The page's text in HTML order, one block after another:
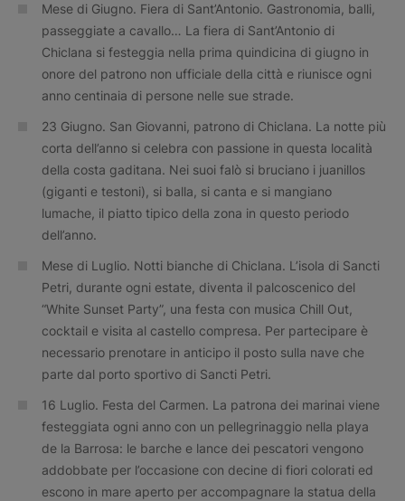
Mese di Giugno. Fiera di Sant’Antonio. Gastronomia, balli,
passeggiate a cavallo… La fiera di Sant’Antonio di
Chiclana si festeggia nella prima quindicina di giugno in
onore del patrono non ufficiale della città e riunisce ogni
anno centinaia di persone nelle sue strade.
23 Giugno. San Giovanni, patrono di Chiclana. La notte più
corta dell’anno si celebra con passione in questa località
della costa gaditana. Nei suoi falò si bruciano i juanillos
(giganti e testoni), si balla, si canta e si mangiano
lumache, il piatto tipico della zona in questo periodo
dell’anno.
Mese di Luglio. Notti bianche di Chiclana. L’isola di Sancti
Petri, durante ogni estate, diventa il palcoscenico del
“White Sunset Party”, una festa con musica Chill Out,
cocktail e visita al castello compresa. Per partecipare è
necessario prenotare in anticipo il posto sulla nave che
parte dal porto sportivo di Sancti Petri.
16 Luglio. Festa del Carmen. La patrona dei marinai viene
festeggiata ogni anno con un pellegrinaggio nella playa
de la Barrosa: le barche e lance dei pescatori vengono
addobbate per l’occasione con decine di fiori colorati ed
escono in mare aperto per accompagnare la statua della